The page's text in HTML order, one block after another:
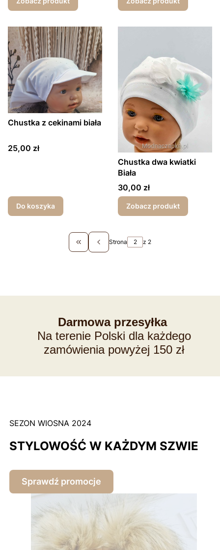
Chustka z cekinami biała
Cena
25,00 zł
Do koszyka
Chustka dwa kwiatki
Biała
Cena
30,00 zł
Zobacz produkt
Wróć do pierwszej strony z produktami
Strona z 2
Darmowa przesyłka
Na terenie Polski dla każdego
zamówienia powyżej 150 zł
SEZON WIOSNA 2024
STYLOWOŚĆ W KAŻDYM SZWIE
Sprawdź promocje